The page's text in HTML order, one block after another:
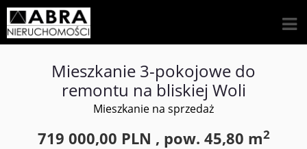
Mieszkanie 3-pokojowe do
remontu na bliskiej Woli
Mieszkanie na sprzedaż
719 000,00 PLN , pow. 45,80 m2